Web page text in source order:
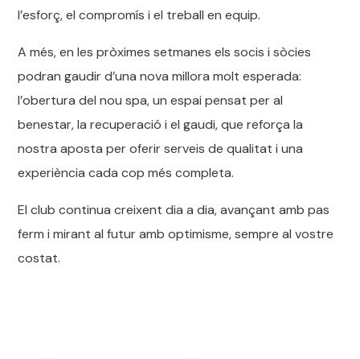
l’esforç, el compromís i el treball en equip.
A més, en les pròximes setmanes els socis i sòcies
podran gaudir d’una nova millora molt esperada:
l’obertura del nou spa, un espai pensat per al
benestar, la recuperació i el gaudi, que reforça la
nostra aposta per oferir serveis de qualitat i una
experiència cada cop més completa.
El club continua creixent dia a dia, avançant amb pas
ferm i mirant al futur amb optimisme, sempre al vostre
costat.